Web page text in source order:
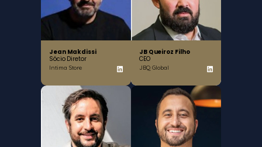
Jean Makdissi
Sócio Diretor
Intima Store
JB Queiroz Filho
CEO
JBQ Global